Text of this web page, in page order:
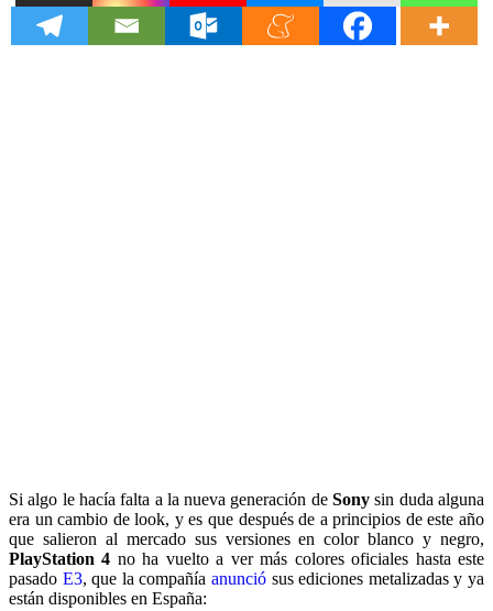
Si algo le hacía falta a la nueva generación deSony sin duda alguna
era un cambio de look, y es que después de a principios de este año
que salieron al mercado sus versiones en color blanco y negro,
PlayStation 4 no ha vuelto a ver más colores oficiales hasta este
pasado E3, que la compañíaanunció sus ediciones metalizadas y ya
están disponibles en España: